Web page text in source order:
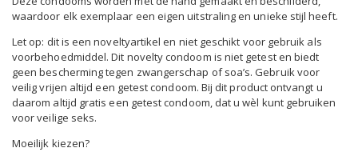
waardoor elk exemplaar een eigen uitstraling en unieke stijl heeft.
Let op: dit is een noveltyartikel en niet geschikt voor gebruik als
voorbehoedmiddel. Dit novelty condoom is niet getest en biedt
geen bescherming tegen zwangerschap of soa’s. Gebruik voor
veilig vrijen altijd een getest condoom. Bij dit product ontvangt u
daarom altijd gratis een getest condoom, dat u wèl kunt gebruiken
voor veilige seks.
Moeilijk kiezen?